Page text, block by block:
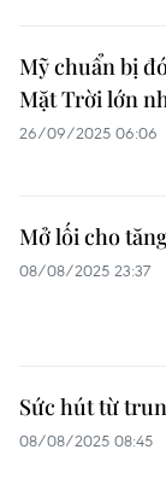
Mỹ chuẩn bị
Mặt Trời lớn
26/09/2025 06:06
Mở lối cho
08/08/2025 23:37
Sức hút từ
08/08/2025 08:45